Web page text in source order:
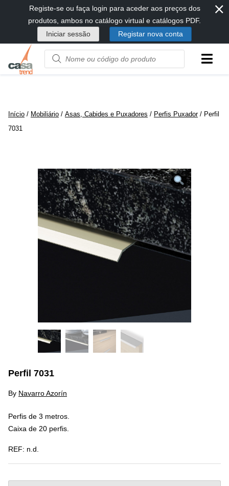
diretamente
conteúdo
Registe-se ou faça login para aceder aos preços dos
produtos, ambos no catálogo virtual e catálogos PDF.
Iniciar sessão
Registar nova conta
⨯
Product
name
Início / Mobiliário / Asas, Cabides e Puxadores / Perfis Puxador/ Perfil
7031
Perfil 7031
By Navarro Azorín
Perfis de 3 metros.
Caixa de 20 perfis.
REF: n.d.